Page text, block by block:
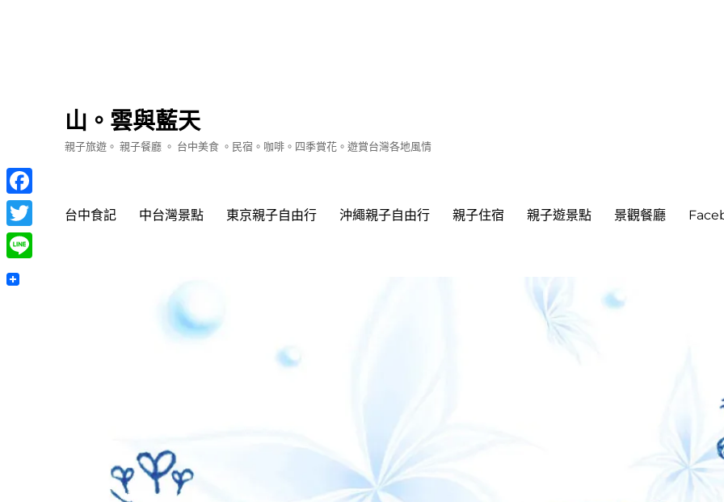
山。雲與藍天
親子旅遊。 親子餐廳 。 台中美食 。民宿。咖啡。四季賞花。遊賞台灣各地風情
台中食記 中台灣景點 東京親子自由行 沖繩親子自由行 親子住宿 親子遊景點 景觀餐廳
Facebook
Twitter
Line